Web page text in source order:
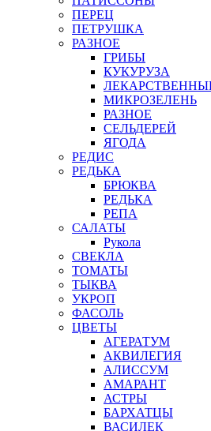
ПЕРЕЦ
ПЕТРУШКА
РАЗНОЕ
ГРИБЫ
КУКУРУЗА
МИКРОЗЕЛЕНЬ
РАЗНОЕ
СЕЛЬДЕРЕЙ
ЯГОДА
РЕДИС
РЕДЬКА
БРЮКВА
РЕДЬКА
РЕПА
САЛАТЫ
Рукола
СВЕКЛА
ТОМАТЫ
ТЫКВА
УКРОП
ФАСОЛЬ
ЦВЕТЫ
АГЕРАТУМ
АКВИЛЕГИЯ
АЛИССУМ
АМАРАНТ
АСТРЫ
БАРХАТЦЫ
ВАСИЛЕК